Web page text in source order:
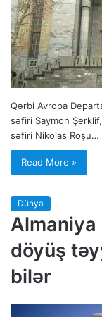
Qərbi Avropa
səfiri Saymon
səfiri Nikolas Roşu…
Read More »
Dünya
Almaniya
döyüş
bilər